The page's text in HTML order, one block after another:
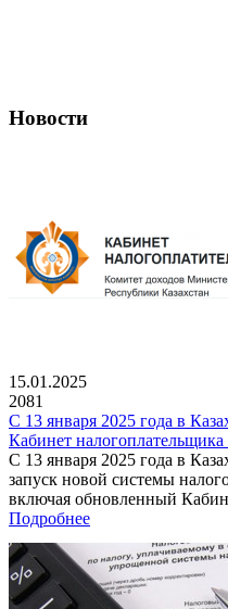
Новости
15.01.2025
2081
С 13 января 2025 года в
Кабинет
С 13 января 2025 года в
запуск новой системы
включая обновленный
Подробнее